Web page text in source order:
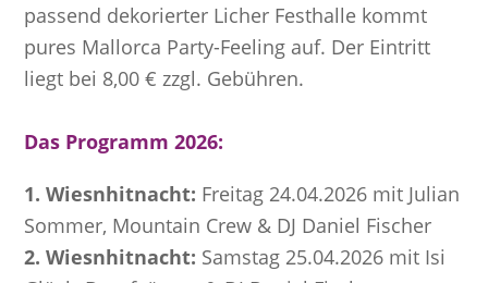
passend dekorierter Licher Festhalle kommt
pures Mallorca Party-Feeling auf. Der Eintritt
liegt bei 8,00 € zzgl. Gebühren.
Das Programm 2026:
1. Wiesnhitnacht: Freitag 24.04.2026 mit Julian
Sommer, Mountain Crew & DJ Daniel Fischer
2. Wiesnhitnacht: Samstag 25.04.2026 mit Isi